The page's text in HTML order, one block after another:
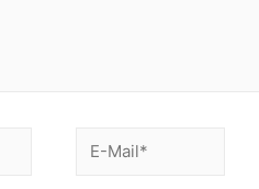
E-